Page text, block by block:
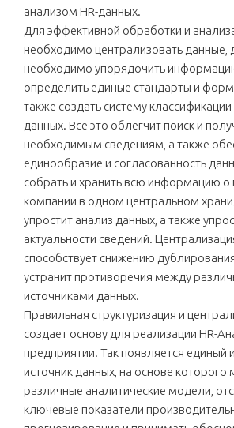
анализом HR-данных.
Для эффективной обработки и
необходимо централизовать данные,
необходимо упорядочить
определить единые стандарты и
также создать систему
данных. Все это облегчит поиск и
необходимым сведениям, а также
единообразие и согласованность
собрать и хранить всю информацию о
компании в одном центральном
упростит анализ данных, а также
актуальности сведений.
способствует снижению
устранит противоречия между
источниками данных.
Правильная структуризация и
создает основу для реализации HR-
предприятии. Так появляется единый
источник данных, на основе которого
различные аналитические модели,
ключевые показатели